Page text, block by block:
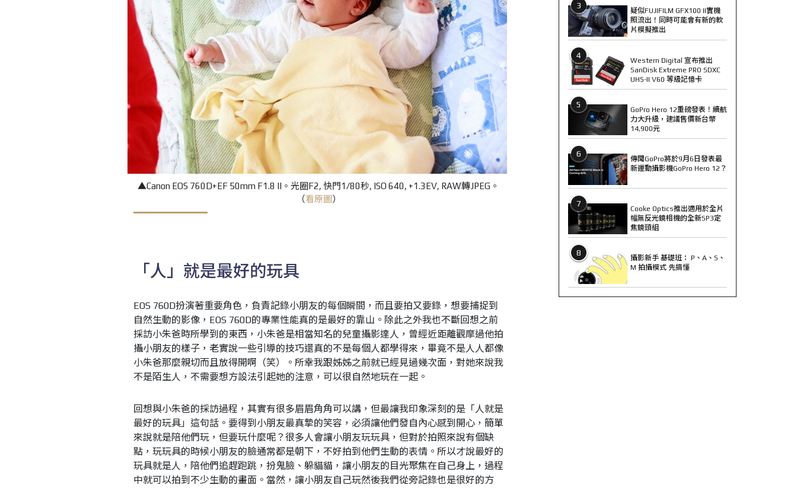
▲Canon EOS 760D+EF 50mm F1.8 II。光圈F2, 快門1/80秒, ISO 640, +1.3EV, RAW轉JPEG。
（看原圖）
「人」就是最好的玩具
EOS 760D扮演著重要角色，負責記錄小朋友的每個瞬間，而且要拍又要錄，想要捕捉到
自然生動的影像，EOS 760D的專業性能真的是最好的靠山。除此之外我也不斷回想之前
採訪小朱爸時所學到的東西，小朱爸是相當知名的兒童攝影達人，曾經近距離觀摩過他拍
攝小朋友的樣子，老實說一些引導的技巧還真的不是每個人都學得來，畢竟不是人人都像
小朱爸那麼親切而且放得開啊（笑）。所幸我跟姊姊之前就已經見過幾次面，對她來說我
不是陌生人，不需要想方設法引起她的注意，可以很自然地玩在一起。
回想與小朱爸的採訪過程，其實有很多眉眉角角可以講，但最讓我印象深刻的是「人就是
最好的玩具」這句話。要得到小朋友最真摯的笑容，必須讓他們發自內心感到開心，簡單
來說就是陪他們玩，但要玩什麼呢？很多人會讓小朋友玩玩具，但對於拍照來說有個缺
點，玩玩具的時候小朋友的臉通常都是朝下，不好拍到他們生動的表情。所以才說最好的
玩具就是人，陪他們追趕跑跳，扮鬼臉、躲貓貓，讓小朋友的目光聚焦在自己身上，過程
中就可以拍到不少生動的畫面。當然，讓小朋友自己玩然後我們從旁記錄也是很好的方
3
疑似FUJIFILM GFX100 II實機
照流出！同時可能會有新的軟
片模擬推出
4
Western Digital 宣布推出
SanDisk Extreme PRO SDXC
UHS-II V60 等級記憶卡
5
GoPro Hero 12重磅發表！續航
力大升級，建議售價新台幣
14,900元
6
傳聞GoPro將於9月6日發表最
新運動攝影機GoPro Hero 12？
7
Cooke Optics推出適用於全片
幅無反光鏡相機的全新SP3定
焦鏡頭組
8
攝影新手 基礎班： P、A、S、
M 拍攝模式 先搞懂